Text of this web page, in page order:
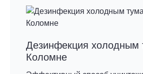
Дезинфекция холодным
Коломне